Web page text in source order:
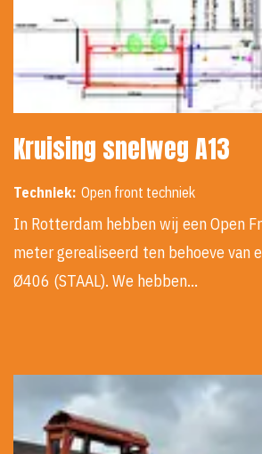
Kruising snelweg A13
Techniek: Open front techniek
In Rotterdam hebben wij een Open
meter gerealiseerd ten behoeve van
Ø406 (STAAL). We hebben…